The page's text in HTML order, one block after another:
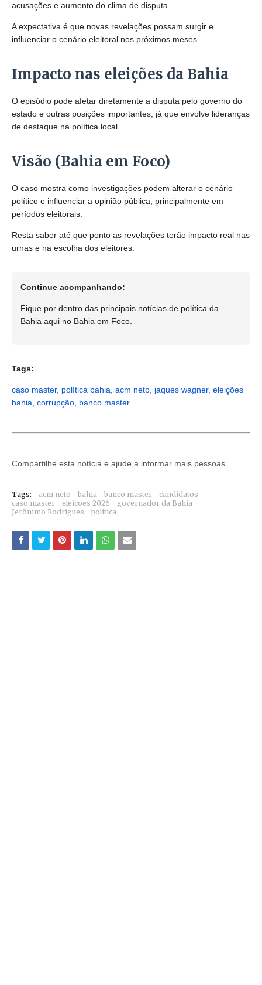
acusações e aumento do clima de disputa.
A expectativa é que novas revelações possam surgir e
influenciar o cenário eleitoral nos próximos meses.
Impacto nas eleições da Bahia
O episódio pode afetar diretamente a disputa pelo governo do
estado e outras posições importantes, já que envolve lideranças
de destaque na política local.
Visão (Bahia em Foco)
O caso mostra como investigações podem alterar o cenário
político e influenciar a opinião pública, principalmente em
períodos eleitorais.
Resta saber até que ponto as revelações terão impacto real nas
urnas e na escolha dos eleitores.
Continue acompanhando:
Fique por dentro das principais notícias de política da
Bahia aqui no Bahia em Foco.
Tags:
caso master, política bahia, acm neto, jaques wagner, eleições
bahia, corrupção, banco master
Compartilhe esta notícia e ajude a informar mais pessoas.
Tags: acm neto bahia banco master
candidatos
caso master
eleicoes 2026
governador da Bahia
Jerônimo Rodrigues
política